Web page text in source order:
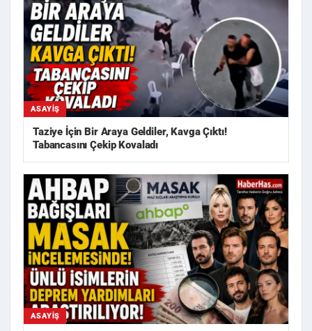
ASAYIŞ
Taziye İçin Bir Araya Geldiler, Kavga Çıktı!
Tabancasını Çekip Kovaladı
ASAYIŞ